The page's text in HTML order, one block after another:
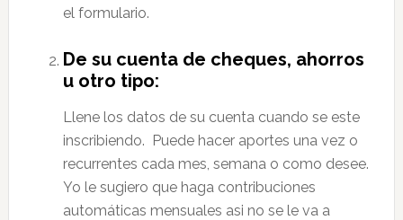
el formulario.
De su cuenta de cheques, ahorros
u otro tipo:
Llene los datos de su cuenta cuando se este
inscribiendo. Puede hacer aportes una vez o
recurrentes cada mes, semana o como desee.
Yo le sugiero que haga contribuciones
automáticas mensuales asi no se le va a